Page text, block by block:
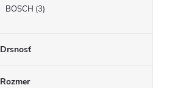
BOSCH 3
Drsnosť
Rozmer